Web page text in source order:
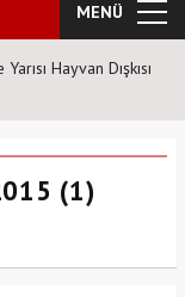
MENÜ
Hayvan Dışkısı
(1)